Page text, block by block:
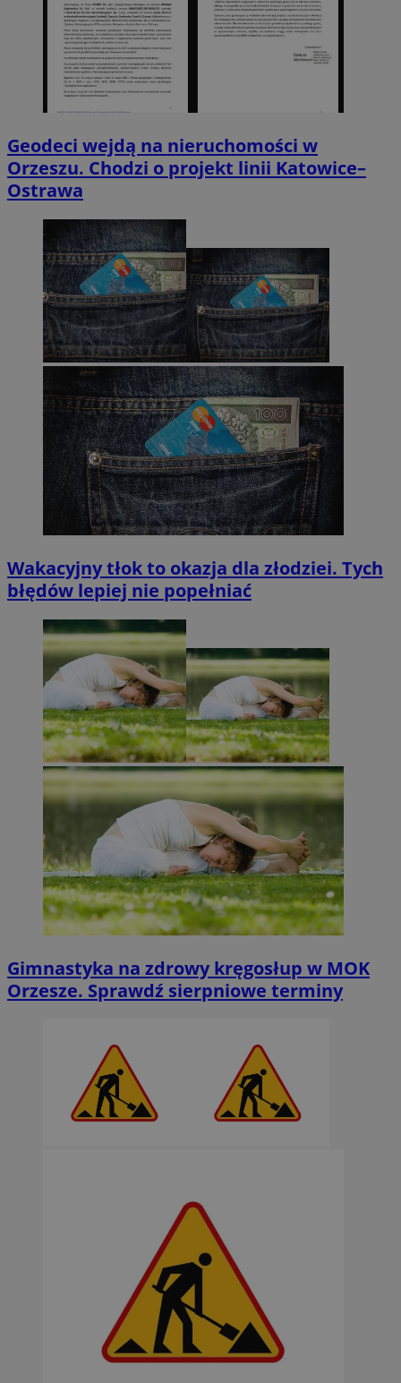
Geodeci wejdą na nieruchomości w
Orzeszu. Chodzi o projekt linii Katowice–
Ostrawa
Wakacyjny tłok to okazja dla złodziei. Tych
błędów lepiej nie popełniać
Gimnastyka na zdrowy kręgosłup w MOK
Orzesze. Sprawdź sierpniowe terminy